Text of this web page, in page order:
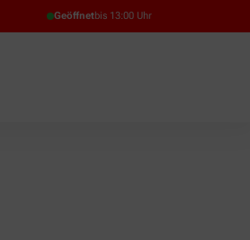
Geöffnetbis 13:00 Uhr